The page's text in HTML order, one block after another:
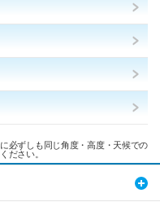
必ずしも同じ角度・高度・天候での
ださい。